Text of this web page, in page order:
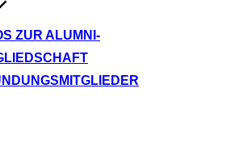
ZUR ALUMNI-